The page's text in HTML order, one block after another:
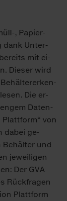
, Pa­pier-
dank Un­ter­
mit ei­
Die­ser wird
Die er­
Da­ten­
von
da­bei ge­
und
je­wei­li­gen
Der GVA
Rück­fra­gen
Platt­form